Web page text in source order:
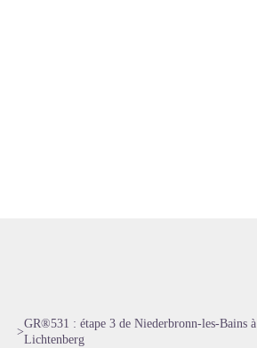
>
GR®531 : étape 3 de Niederbronn-les-Bains à
Lichtenberg